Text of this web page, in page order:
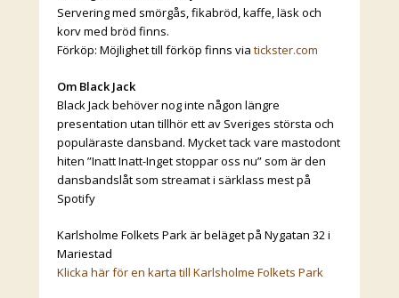
Servering med smörgås, fikabröd, kaffe, läsk och
korv med bröd finns.
Förköp: Möjlighet till förköp finns via tickster.com
Om Black Jack
Black Jack behöver nog inte någon längre
presentation utan tillhör ett av Sveriges största och
populäraste dansband. Mycket tack vare mastodont
hiten ”Inatt Inatt-Inget stoppar oss nu” som är den
dansbandslåt som streamat i särklass mest på
Spotify
Karlsholme Folkets Park är beläget på Nygatan 32 i
Mariestad
Klicka här för en karta till Karlsholme Folkets Park